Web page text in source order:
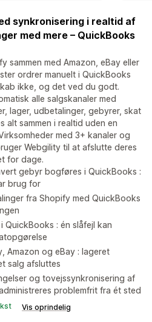
synkronisering i realtid af
med mere – QuickBooks
sammen med Amazon, eBay eller
ordrer manuelt i QuickBooks
ikke, og det ved du godt.
alle salgskanaler med
lager, udbetalinger, gebyrer, skat
alt sammen i realtid uden en
med 3+ kanaler og
Webgility til at afslutte deres
for dage.
gebyr bogføres i QuickBooks :
brug for
fra Shopify med QuickBooks
QuickBooks : én slåfejl kan
og eBay : lageret
salg afsluttes
og tovejssynkronisering af
problemfrit fra ét sted
Vis oprindelig